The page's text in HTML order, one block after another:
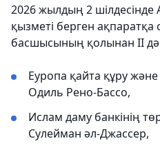
2026 жылдың 2
қызметі берген ақпаратқа
басшысының қолынан ІІ
Еуропа қайта құру және
Одиль Рено-Бассо,
Ислам даму банкінің
Сулейман әл-Джассер,